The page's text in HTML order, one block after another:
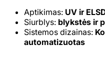
Aptikimas: UV ir
Siurblys: blykstės ir
Sistemos dizainas:
automatizuotas